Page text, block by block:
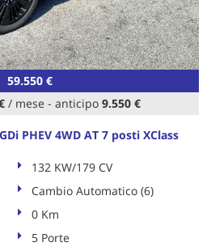
59.550 €
/ mese - anticipo 9.550 €
PHEV 4WD AT 7 posti XClass
132 KW/179 CV
Cambio Automatico (6)
0 Km
5 Porte